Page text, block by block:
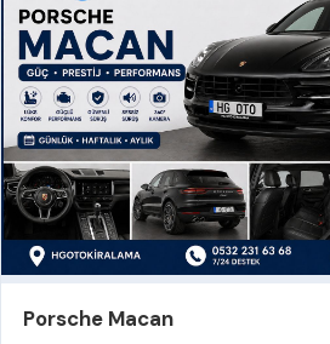
Porsche Macan